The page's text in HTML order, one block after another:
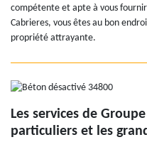
compétente et apte à vous
Cabrieres, vous êtes au bon
propriété attrayante.
Les services de
particuliers et les